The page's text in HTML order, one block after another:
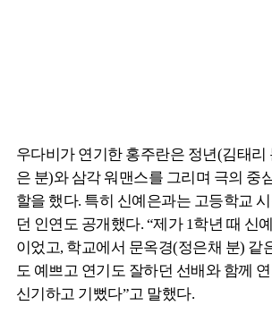
우다비가 연기한 홍주란은 정년(김태리
은 분)와 삼각 워맨스를 그리며 극의 중
할을 했다. 특히 신예은과는 고등학교
던 인연도 공개했다. “제가 1학년 때 신
이었고, 학교에서 문옥경(정은채 분) 같
도 예쁘고 연기도 잘하던 선배와 함께
신기하고 기뻤다”고 말했다.